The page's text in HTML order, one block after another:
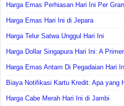
Harga Emas Perhiasan Hari Ini Per
Harga Emas Hari Ini di Jepara
Harga Telur Satwa Unggul Hari Ini
Harga Dollar Singapura Hari Ini: A Primer
Harga Emas Antam Di Pegadaian Hari
Biaya Notifikasi Kartu Kredit: Apa yang
Harga Cabe Merah Hari Ini di Jambi